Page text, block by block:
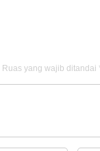
Ruas yang wajib ditandai